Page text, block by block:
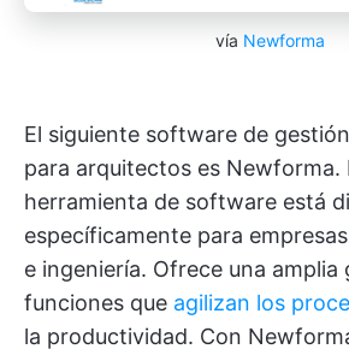
vía Newforma
El siguiente software de
para arquitectos es Newforma.
herramienta de software está
específicamente para
e ingeniería. Ofrece una amplia
funciones que agilizan los
la productividad. Con